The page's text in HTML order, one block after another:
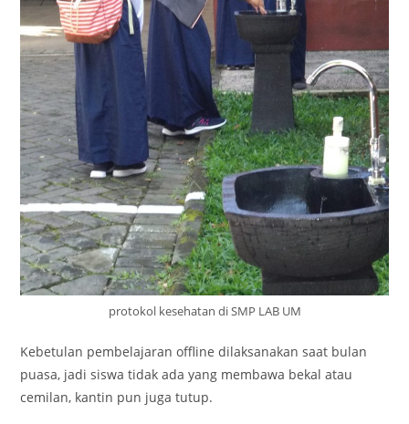
protokol kesehatan di SMP LAB UM
Kebetulan pembelajaran offline dilaksanakan saat bulan
puasa, jadi siswa tidak ada yang membawa bekal atau
cemilan, kantin pun juga tutup.